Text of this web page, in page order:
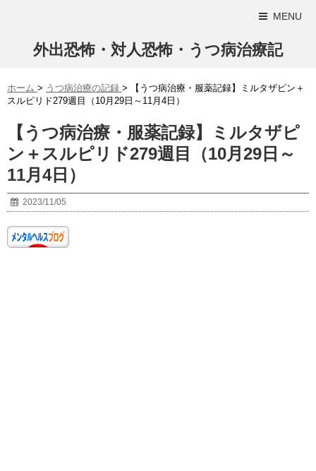
MENU
外出恐怖・対人恐怖・うつ病治療記
ホーム > うつ病治療の記録 >
【うつ病治療・服薬記録】ミルタザピン＋
スルピリド279週目（10月29日～11月4日）
【うつ病治療・服薬記録】ミルタザピ
ン＋スルピリド279週目（10月29日～
11月4日）
2023/11/05